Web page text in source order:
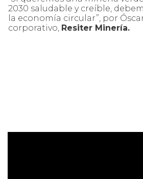
2030 saludable y creíble,
la economía circular”, por
corporativo, Resiter Minería.